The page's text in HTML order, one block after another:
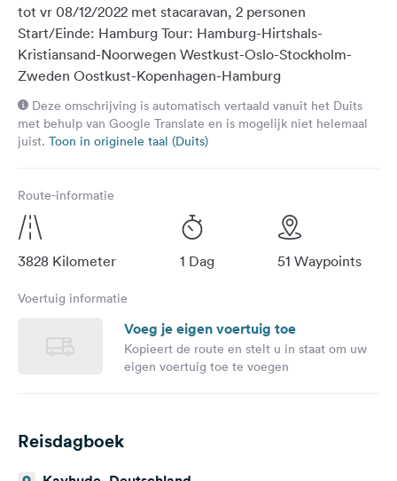
Volg
ons
op
social
media
Facebook
tot vr 08/12/2022 met stacaravan, 2 personen
Start/Einde: Hamburg Tour: Hamburg-Hirtshals-
Kristiansand-Noorwegen Westkust-Oslo-Stockholm-
Zweden Oostkust-Kopenhagen-Hamburg
Deze omschrijving is automatisch vertaald vanuit het Duits
met behulp van Google Translate en is mogelijk niet helemaal
juist. Toon in originele taal (Duits)
Route-informatie
3828 Kilometer 1 Dag 51 Waypoints
Voertuig informatie
Voeg je eigen voertuig toe
Kopieert de route en stelt u in staat om uw
eigen voertuig toe te voegen
Reisdagboek